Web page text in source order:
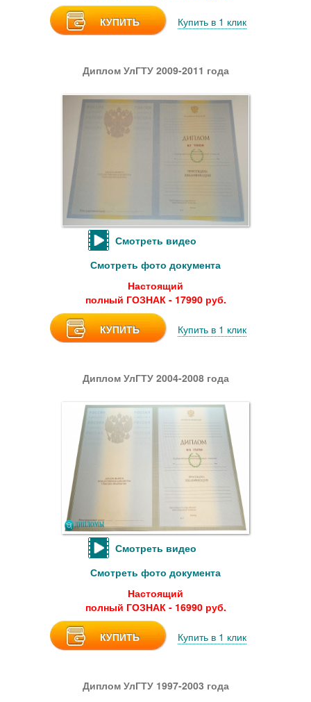
КУПИТЬ Купить в 1 клик
Диплом УлГТУ 2009-2011 года
Смотреть видео
Смотреть фото документа
Настоящий
полный ГОЗНАК - 17990 руб.
КУПИТЬ Купить в 1 клик
Диплом УлГТУ 2004-2008 года
Смотреть видео
Смотреть фото документа
Настоящий
полный ГОЗНАК - 16990 руб.
КУПИТЬ Купить в 1 клик
Диплом УлГТУ 1997-2003 года